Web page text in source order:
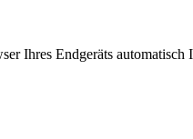
Ihres Endgeräts